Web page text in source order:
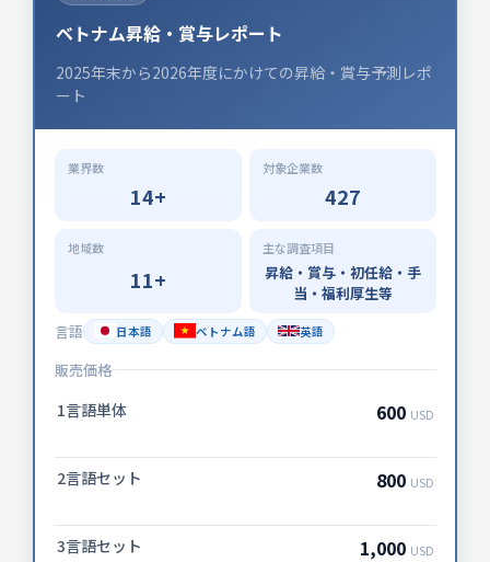
ベトナム昇給・賞与レポート
2025年末から2026年度にかけての昇給・賞与予測レポ
ート
業界数
14+
対象企業数
427
地域数
11+
主な調査項目
昇給・賞与・初任給・手
当・福利厚生等
言語
日本語 ベトナム語 英語
販売価格
1言語単体 600 USD
2言語セット 800 USD
3言語セット 1,000 USD